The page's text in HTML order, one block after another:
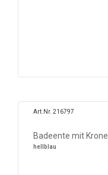
Art.Nr. 216797
Badeente mit Krone
hellblau